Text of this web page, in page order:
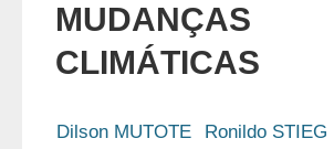
MUDANÇAS
CLIMÁTICAS
Dilson MUTOTE
Ronildo STIEG